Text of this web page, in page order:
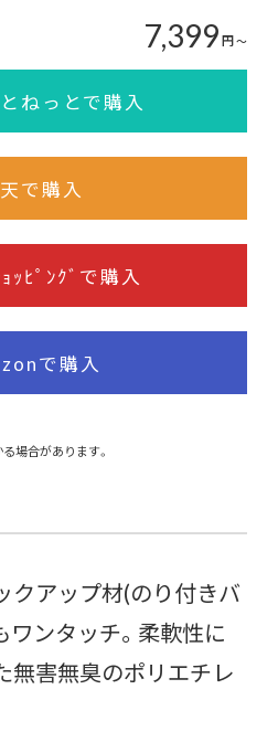
7,399円〜
ねっとで購入
で購入
ｯﾋﾟﾝｸﾞで購入
で購入
場合があります。
クアップ材(のり付きバ
ンタッチ。柔軟性に
無害無臭のポリエチレ